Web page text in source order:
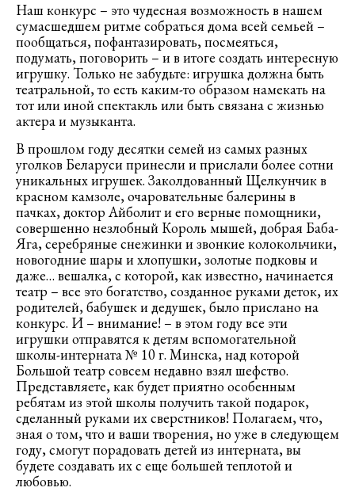
Наш конкурс – это чудесная возможность в нашем
сумасшедшем ритме собраться дома всей семьей –
пообщаться, пофантазировать, посмеяться,
подумать, поговорить – и в итоге создать интересную
игрушку. Только не забудьте: игрушка должна быть
театральной, то есть каким-то образом намекать на
тот или иной спектакль или быть связана с жизнью
актера и музыканта.
В прошлом году десятки семей из самых разных
уголков Беларуси принесли и прислали более сотни
уникальных игрушек. Заколдованный Щелкунчик в
красном камзоле, очаровательные балерины в
пачках, доктор Айболит и его верные помощники,
совершенно незлобный Король мышей, добрая Баба-
Яга, серебряные снежинки и звонкие колокольчики,
новогодние шары и хлопушки, золотые подковы и
даже… вешалка, с которой, как известно, начинается
театр – все это богатство, созданное руками деток, их
родителей, бабушек и дедушек, было прислано на
конкурс. И – внимание! – в этом году все эти
игрушки отправятся к детям вспомогательной
школы-интерната № 10 г. Минска, над которой
Большой театр совсем недавно взял шефство.
Представляете, как будет приятно особенным
ребятам из этой школы получить такой подарок,
сделанный руками их сверстников! Полагаем, что,
зная о том, что и ваши творения, но уже в следующем
году, смогут порадовать детей из интерната, вы
будете создавать их с еще большей теплотой и
любовью.